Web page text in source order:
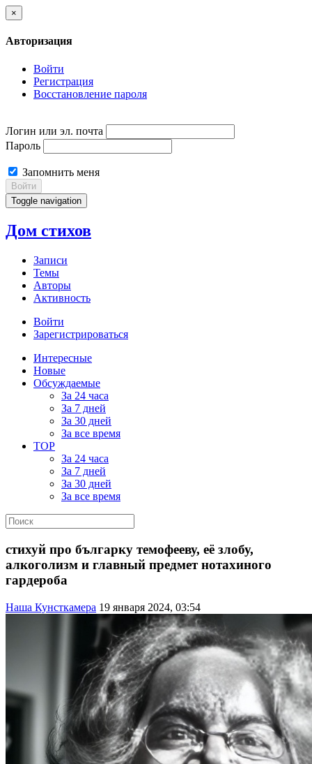
×
Авторизация
Войти
Регистрация
Восстановление пароля
Логин или эл. почта
Пароль
Запомнить меня
Войти
Toggle navigation
Дом стихов
Записи
Темы
Авторы
Активность
Войти
Зарегистрироваться
Интересные
Новые
Обсуждаемые
За 24 часа
За 7 дней
За 30 дней
За все время
TOP
За 24 часа
За 7 дней
За 30 дней
За все время
стихуй про българку темофееву, её злобу,
алкоголизм и главный предмет нотахиного
гардероба
Наша Кунсткамера 19 января 2024, 03:54